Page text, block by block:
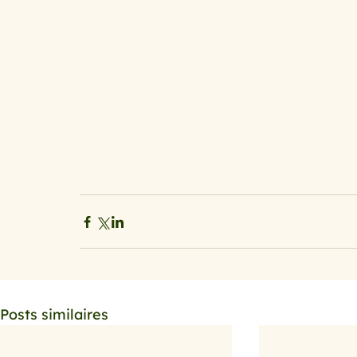
Posts similaires